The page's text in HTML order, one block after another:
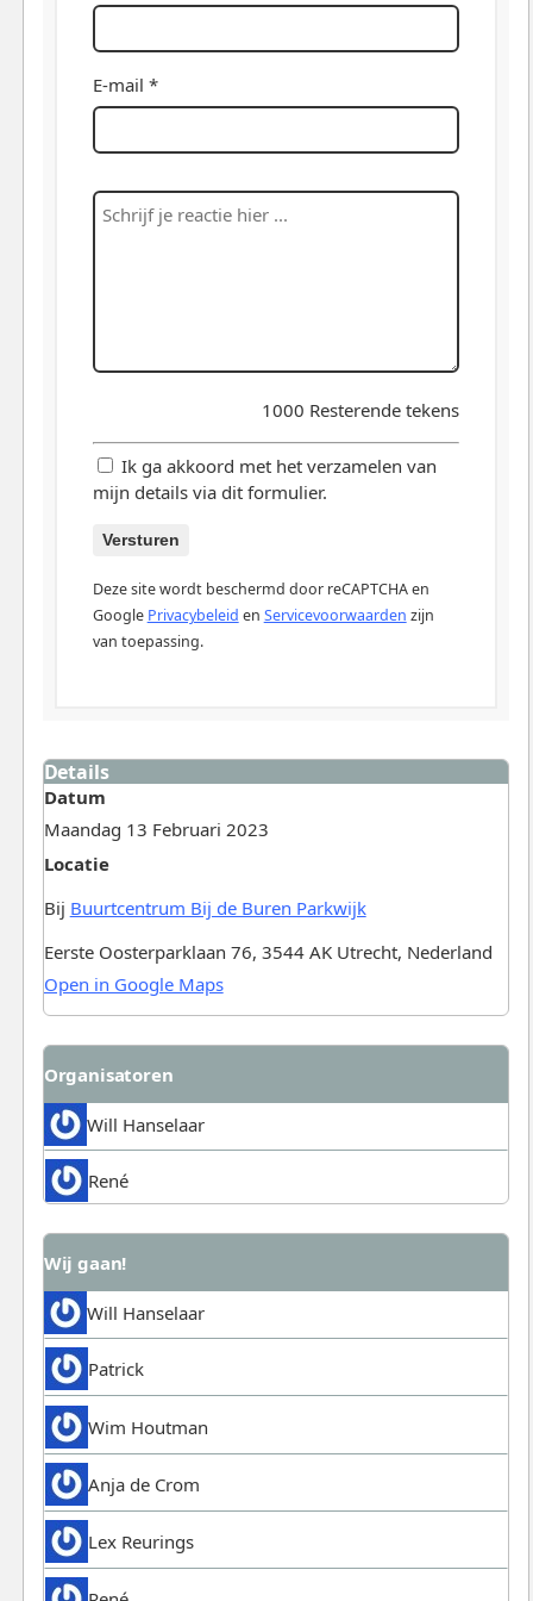
E-mail *
1000 Resterende tekens
Ik ga akkoord met het verzamelen van
mijn details via dit formulier.
Versturen
Deze site wordt beschermd door reCAPTCHA en
Google Privacybeleid en Servicevoorwaarden zijn
van toepassing.
Details
Datum
Maandag 13 Februari 2023
Locatie
Bij Buurtcentrum Bij de Buren Parkwijk
Eerste Oosterparklaan 76, 3544 AK Utrecht, Nederland
Open in Google Maps
Organisatoren
Will Hanselaar
René
Wij gaan!
Will Hanselaar
Patrick
Wim Houtman
Anja de Crom
Lex Reurings